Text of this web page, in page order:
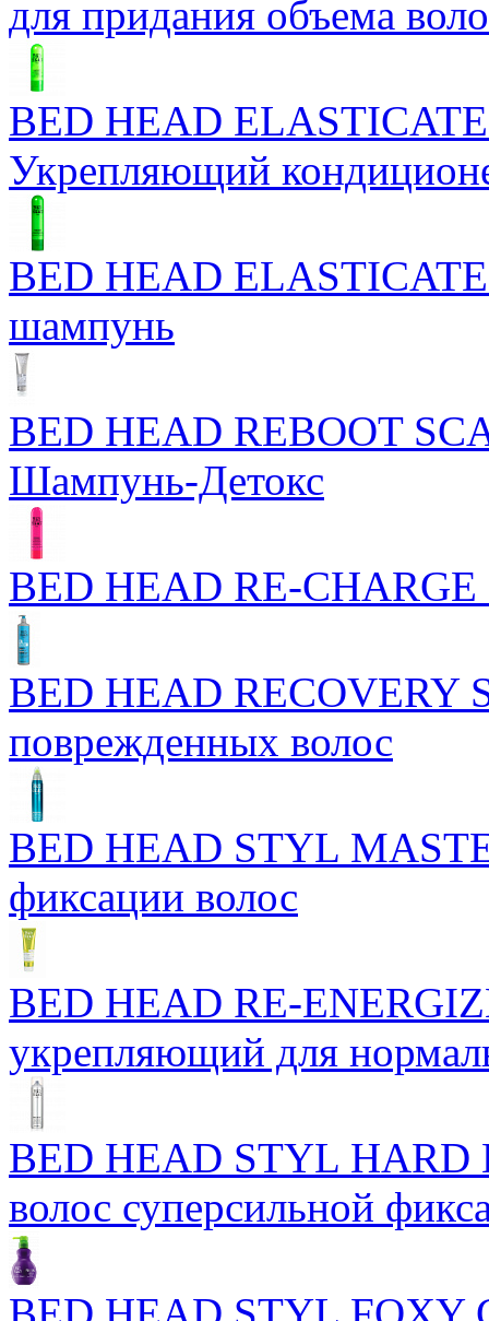
для придания объема
BED HEAD
Укрепляющий
BED HEAD
шампунь
BED HEAD REBOOT
Шампунь-Детокс
BED HEAD RE-
BED HEAD RECOVERY
поврежденных волос
BED HEAD STYL
фиксации волос
BED HEAD RE-
укрепляющий для
BED HEAD STYL HARD
волос суперсильной